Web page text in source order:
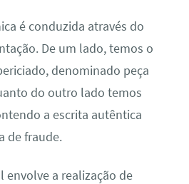
é conduzida através do
De um lado, temos o
denominado peça
do outro lado temos
a escrita autêntica
de fraude.
envolve a realização de